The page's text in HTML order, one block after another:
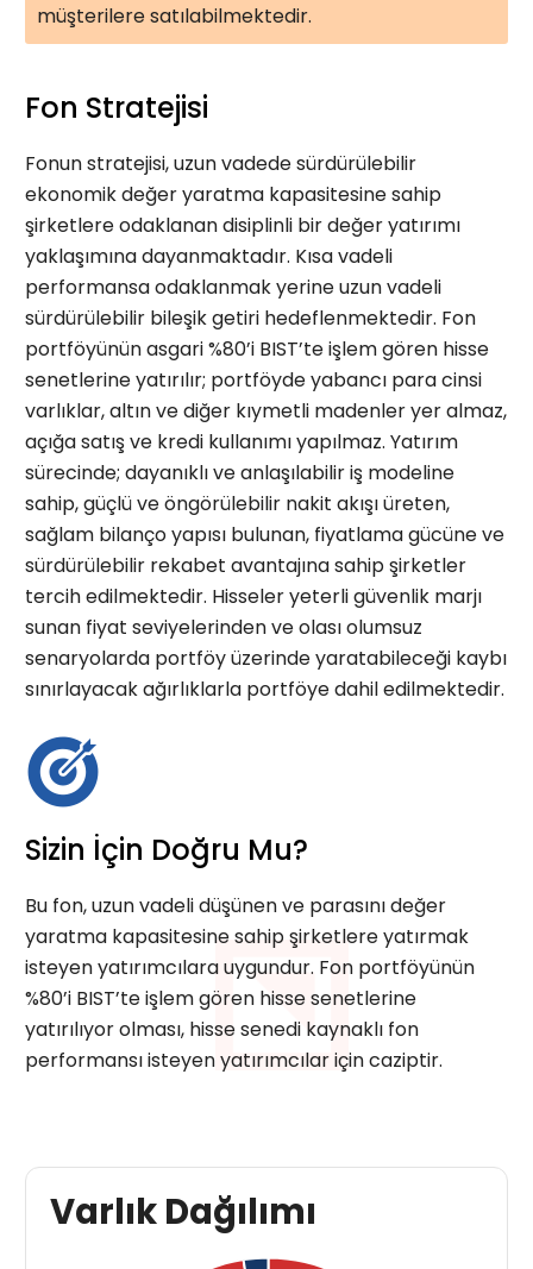
müşterilere satılabilmektedir.
Fon Stratejisi
Fonun stratejisi, uzun vadede sürdürülebilir
ekonomik değer yaratma kapasitesine sahip
şirketlere odaklanan disiplinli bir değer yatırımı
yaklaşımına dayanmaktadır. Kısa vadeli
performansa odaklanmak yerine uzun vadeli
sürdürülebilir bileşik getiri hedeflenmektedir. Fon
portföyünün asgari %80’i BIST’te işlem gören hisse
senetlerine yatırılır; portföyde yabancı para cinsi
varlıklar, altın ve diğer kıymetli madenler yer almaz,
açığa satış ve kredi kullanımı yapılmaz. Yatırım
sürecinde; dayanıklı ve anlaşılabilir iş modeline
sahip, güçlü ve öngörülebilir nakit akışı üreten,
sağlam bilanço yapısı bulunan, fiyatlama gücüne ve
sürdürülebilir rekabet avantajına sahip şirketler
tercih edilmektedir. Hisseler yeterli güvenlik marjı
sunan fiyat seviyelerinden ve olası olumsuz
senaryolarda portföy üzerinde yaratabileceği kaybı
sınırlayacak ağırlıklarla portföye dahil edilmektedir.
Sizin İçin Doğru Mu?
Bu fon, uzun vadeli düşünen ve parasını değer
yaratma kapasitesine sahip şirketlere yatırmak
isteyen yatırımcılara uygundur. Fon portföyünün
%80’i BIST’te işlem gören hisse senetlerine
yatırılıyor olması, hisse senedi kaynaklı fon
performansı isteyen yatırımcılar için caziptir.
Varlık Dağılımı